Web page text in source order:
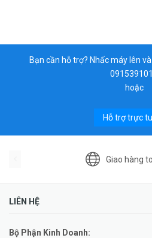
Bạn cần hỗ trợ? Nhấc máy lên
hoặc
Hỗ trợ trực
Giao hàng
LIÊN HỆ
Bộ Phận Kinh Doanh: